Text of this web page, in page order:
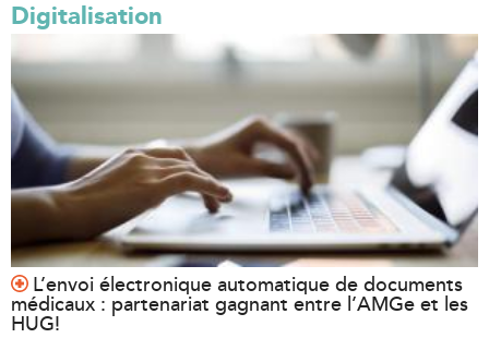
Digitalisation
L’envoi électronique automatique de documents
médicaux : partenariat gagnant entre l’AMGe et les
HUG!